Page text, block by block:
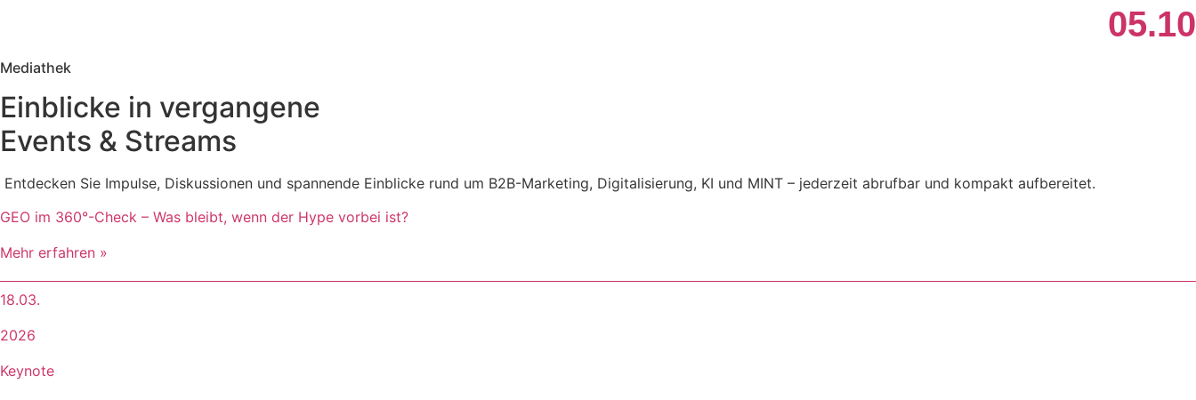
05.10
Mediathek
Einblicke in vergangene
Events & Streams
Entdecken Sie Impulse, Diskussionen und spannende Einblicke rund um B2B-Marketing, Digitalisierung, KI und MINT – jederzeit abrufbar und kompakt aufbereitet.
GEO im 360°-Check – Was bleibt, wenn der Hype vorbei ist?
Mehr erfahren »
18.03.
2026
Keynote